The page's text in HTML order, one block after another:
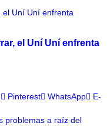
el Uní Uní enfrenta
Pinterest WhatsApp
E-